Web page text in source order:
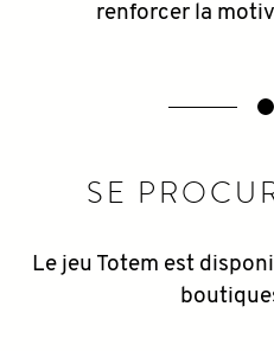
renforcer la
SE
Le jeu Totem est